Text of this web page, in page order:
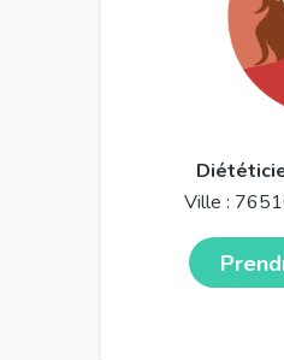
Ville :